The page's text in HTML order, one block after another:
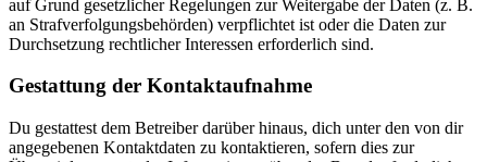
auf Grund gesetzlicher Regelungen zur Weitergabe der Daten (z. B.
an Strafverfolgungsbehörden) verpflichtet ist oder die Daten zur
Durchsetzung rechtlicher Interessen erforderlich sind.
Gestattung der Kontaktaufnahme
Du gestattest dem Betreiber darüber hinaus, dich unter den von dir
angegebenen Kontaktdaten zu kontaktieren, sofern dies zur